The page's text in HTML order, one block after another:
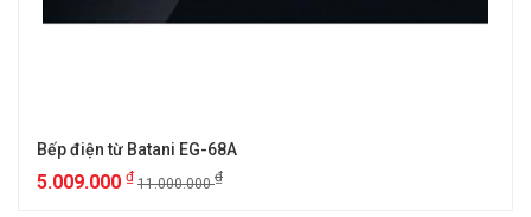
Bếp điện từ Batani EG-68A
5.009.000 ₫ 11.000.000₫